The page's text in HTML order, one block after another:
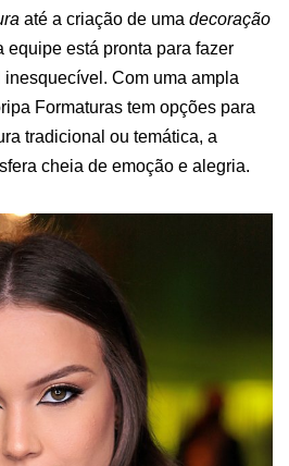
até a criação de uma decoração
equipe está pronta para fazer
inesquecível. Com uma ampla
Formaturas tem opções para
tradicional ou temática, a
cheia de emoção e alegria.